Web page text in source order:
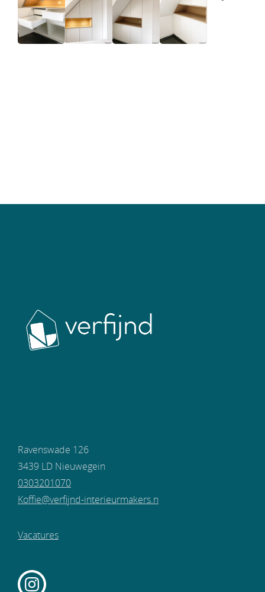
Ravenswade 126
3439 LD Nieuwegein
0303201070
Koffie@verfijnd-interieurmakers.n
Vacatures